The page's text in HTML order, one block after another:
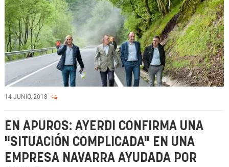
14 JUNIO, 2018
EN APUROS: AYERDI CONFIRMA UNA
"SITUACIÓN COMPLICADA" EN UNA
EMPRESA NAVARRA AYUDADA POR